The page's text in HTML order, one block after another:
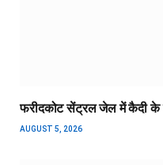
फरीदकोट सेंट्रल जेल में कैदी
AUGUST 5, 2026